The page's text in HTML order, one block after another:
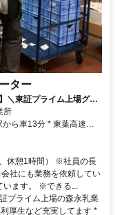
ター
＼東証プライム上場グル
所
中央から車16分 * 車通
休憩1時間） ※社員の長
社にも業務を依頼してい
います。 ※できる...
プライム上場の森永乳業
厚生など充実してます *